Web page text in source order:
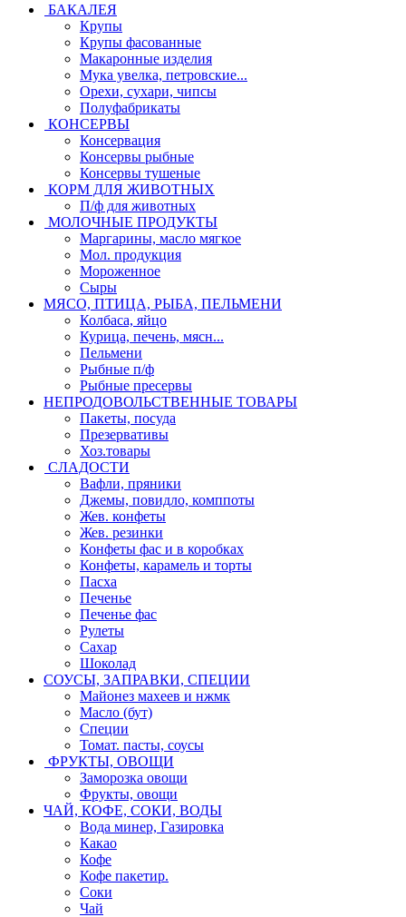
БАКАЛЕЯ
Крупы
Крупы фасованные
Макаронные изделия
Мука увелка, петровские...
Орехи, сухари, чипсы
Полуфабрикаты
КОНСЕРВЫ
Консервация
Консервы рыбные
Консервы тушеные
КОРМ ДЛЯ ЖИВОТНЫХ
П/ф для животных
МОЛОЧНЫЕ ПРОДУКТЫ
Маргарины, масло мягкое
Мол. продукция
Мороженное
Сыры
МЯСО, ПТИЦА, РЫБА, ПЕЛЬМЕНИ
Колбаса, яйцо
Курица, печень, мясн...
Пельмени
Рыбные п/ф
Рыбные пресервы
НЕПРОДОВОЛЬСТВЕННЫЕ ТОВАРЫ
Пакеты, посуда
Презервативы
Хоз.товары
СЛАДОСТИ
Вафли, пряники
Джемы, повидло, комппоты
Жев. конфеты
Жев. резинки
Конфеты фас и в коробках
Конфеты, карамель и торты
Пасха
Печенье
Печенье фас
Рулеты
Сахар
Шоколад
СОУСЫ, ЗАПРАВКИ, СПЕЦИИ
Майонез махеев и нжмк
Масло (бут)
Специи
Томат. пасты, соусы
ФРУКТЫ, ОВОЩИ
Заморозка овощи
Фрукты, овощи
ЧАЙ, КОФЕ, СОКИ, ВОДЫ
Вода минер, Газировка
Какао
Кофе
Кофе пакетир.
Соки
Чай